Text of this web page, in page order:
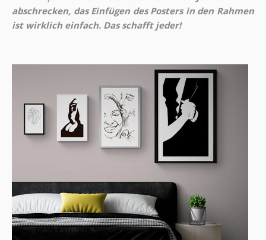
abschrecken, das Einfügen des Posters in den Rahmen
ist wirklich einfach. Das schafft jeder!